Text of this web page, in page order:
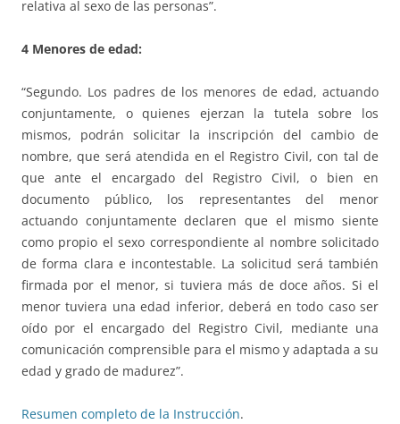
relativa al sexo de las personas”.
4 Menores de edad:
“Segundo. Los padres de los menores de edad, actuando
conjuntamente, o quienes ejerzan la tutela sobre los
mismos, podrán solicitar la inscripción del cambio de
nombre, que será atendida en el Registro Civil, con tal de
que ante el encargado del Registro Civil, o bien en
documento público, los representantes del menor
actuando conjuntamente declaren que el mismo siente
como propio el sexo correspondiente al nombre solicitado
de forma clara e incontestable. La solicitud será también
firmada por el menor, si tuviera más de doce años. Si el
menor tuviera una edad inferior, deberá en todo caso ser
oído por el encargado del Registro Civil, mediante una
comunicación comprensible para el mismo y adaptada a su
edad y grado de madurez”.
Resumen completo de la Instrucción.